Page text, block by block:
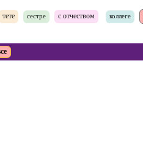
тете сестре с отчеством коллеге